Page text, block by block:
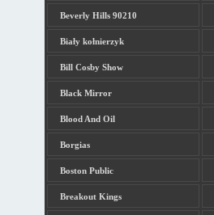
Beverly Hills 90210
Biały kołnierzyk
Bill Cosby Show
Black Mirror
Blood And Oil
Borgias
Boston Public
Breakout Kings